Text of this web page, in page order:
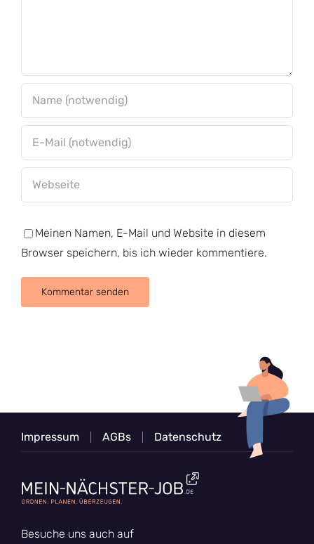
Meinen Namen, E-Mail und Website in diesem
Browser speichern, bis ich wieder kommentiere.
Impressum AGBs Datenschutz
Besuche uns auch auf